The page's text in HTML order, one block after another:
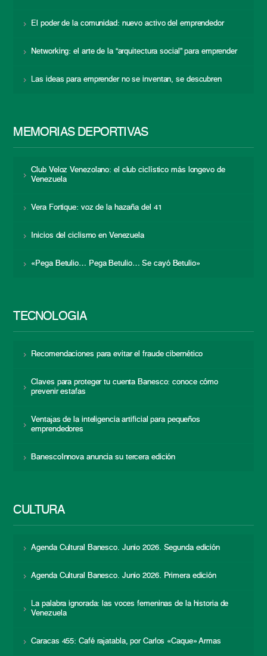
El poder de la comunidad: nuevo activo del emprendedor
Networking: el arte de la “arquitectura social” para emprender
Las ideas para emprender no se inventan, se descubren
MEMORIAS DEPORTIVAS
Club Veloz Venezolano: el club ciclístico más longevo de
Venezuela
Vera Fortique: voz de la hazaña del 41
Inicios del ciclismo en Venezuela
«Pega Betulio… Pega Betulio… Se cayó Betulio»
TECNOLOGÍA
Recomendaciones para evitar el fraude cibernético
Claves para proteger tu cuenta Banesco: conoce cómo
prevenir estafas
Ventajas de la inteligencia artificial para pequeños
emprendedores
BanescoInnova anuncia su tercera edición
CULTURA
Agenda Cultural Banesco. Junio 2026. Segunda edición
Agenda Cultural Banesco. Junio 2026. Primera edición
La palabra ignorada: las voces femeninas de la historia de
Venezuela
Caracas 455: Café rajatabla, por Carlos «Caque» Armas